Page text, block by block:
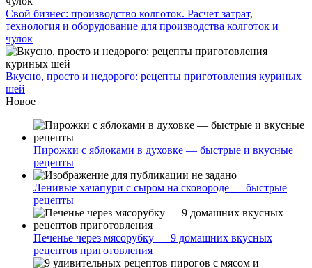
Свой бизнес: производство колготок. Расчет затрат,
технология и оборудование для производства колготок и
чулок
Вкусно, просто и недорого: рецепты приготовления куриных
шей
Новое
Пирожки с яблоками в духовке — быстрые и вкусные
рецепты
Ленивые хачапури с сыром на сковороде — быстрые
рецепты
Печенье через мясорубку — 9 домашних вкусных
рецептов приготовления